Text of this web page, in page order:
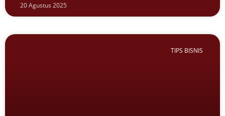
20 Agustus 2025
TIPS BISNIS